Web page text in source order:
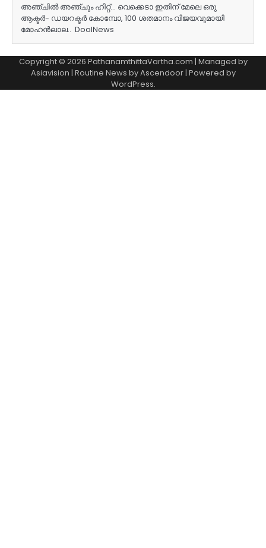
അഞ്ചില്‍ അഞ്ചും ഹിറ്റ്… വെക്കെടാ ഇതിന് മേലെ ഒരു
ആക്ടര്‍- ഡയറക്ടര്‍ കോമ്പോ, 100 ശതമാനം വിജയവുമായി
മോഹന്‍ലാല.. DoolNews
Copyright © 2026 PathanamthittaVartha.com | Managed by
Asiavision | Routine News byAscendoor| Powered by
WordPress.